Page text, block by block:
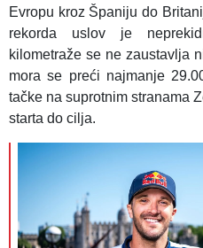
Evropu kroz Španiju do
rekorda uslov je
kilometraže se ne zaustavlja
mora se preći najmanje
tačke na suprotnim stranama
starta do cilja.